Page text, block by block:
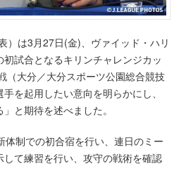
）は3月27日(金)、ヴァイッド・ハリ
試合となるキリンチャレンジカッ
（大分／大分スポーツ公園総合競技
を起用したい意向を明らかにし、
と期待を述べました。
体制での初合宿を行い、連日のミー
て練習を行い、攻守の戦術を確認